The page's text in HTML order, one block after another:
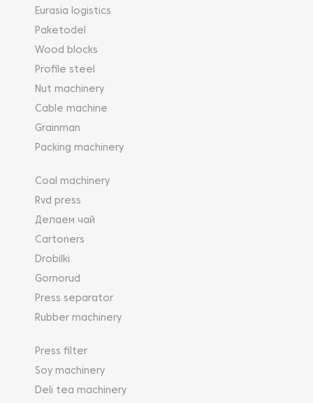
Eurasia logistics
Paketodel
Wood blocks
Profile steel
Nut machinery
Cable machine
Grainman
Packing machinery
Coal machinery
Rvd press
Делаем чай
Cartoners
Drobilki
Gornorud
Press separator
Rubber machinery
Press filter
Soy machinery
Deli tea machinery